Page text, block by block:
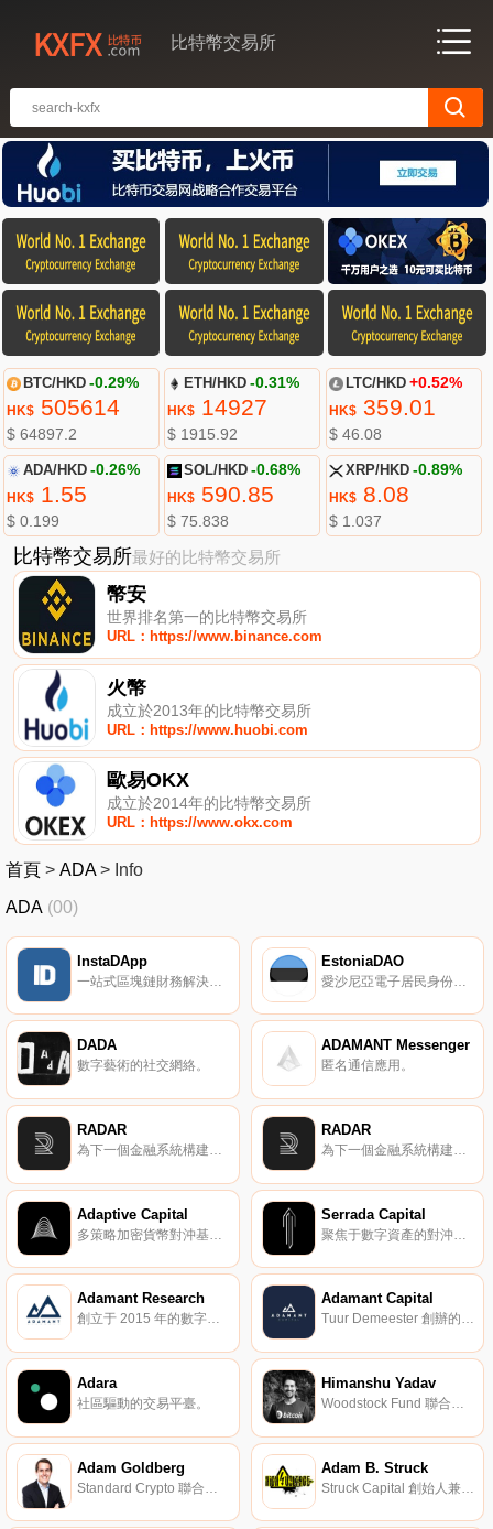
比特幣交易所
BTC/HKD -0.29%
HK$505614
$ 64897.2
ETH/HKD -0.31%
HK$ 14927
$ 1915.92
LTC/HKD +0.52%
HK$359.01
$ 46.08
ADA/HKD -0.26%
HK$1.55
$ 0.199
SOL/HKD -0.68%
HK$ 590.85
$ 75.838
XRP/HKD -0.89%
HK$8.08
$ 1.037
比特幣交易所最好的比特幣交易所
幣安
世界排名第一的比特幣交易所
URL：https://www.binance.com
火幣
成立於2013年的比特幣交易所
URL：https://www.huobi.com
歐易OKX
成立於2014年的比特幣交易所
URL：https://www.okx.com
首頁 > ADA> Info
ADA (00)
InstaDApp
一站式區塊鏈財務解決方案。
EstoniaDAO
DADA
數字藝術的社交網絡。
ADAMANT Messenger
匿名通信應用。
RADAR
為下一個金融系統構建產品。
RADAR
為下一個金融系統構建產品。
Adaptive Capital Serrada Capital
Adamant Research
創立于 2015 年的數字資產研究機構，Tuur Demeester 為其總編輯。
Adamant Capital
Tuur Demeester 創辦的數字貨幣基金。
Adara
社區驅動的交易平臺。
Himanshu Yadav
Woodstock Fund 聯合創始人。
Adam Goldberg Adam B. Struck